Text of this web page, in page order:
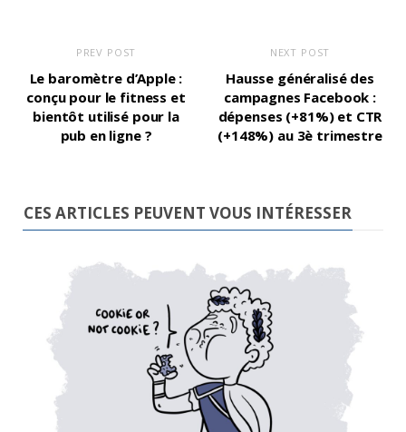
PREV POST
Le baromètre d’Apple :
conçu pour le fitness et
bientôt utilisé pour la
pub en ligne ?
NEXT POST
Hausse généralisé des
campagnes Facebook :
dépenses (+81%) et CTR
(+148%) au 3è trimestre
CES ARTICLES PEUVENT VOUS INTÉRESSER